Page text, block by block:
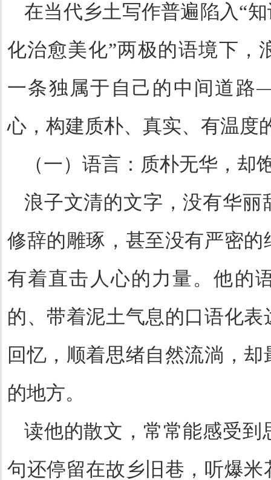
在当代乡土写作普遍陷入 “
化治愈美化”两极的语境下，
一条独属于自己的中间道路
心，构建质朴、真实、有温度
（一）语言：质朴无华，却
浪子文清的文字，没有华丽
修辞的雕琢，甚至没有严密
有着直击人心的力量。他的
的、带着泥土气息的口语化
回忆，顺着思绪自然流淌，
的地方。
读他的散文，常常能感受到
句还停留在故乡旧巷，听爆